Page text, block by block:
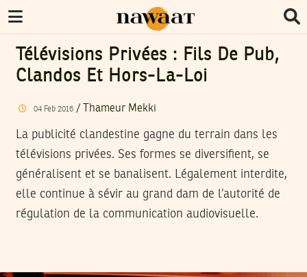
Télévisions Privées : Fils De Pub,
Clandos Et Hors-La-Loi
04 Feb 2016/ Thameur Mekki
La publicité clandestine gagne du terrain dans les
télévisions privées. Ses formes se diversifient, se
généralisent et se banalisent. Légalement interdite,
elle continue à sévir au grand dam de l’autorité de
régulation de la communication audiovisuelle.